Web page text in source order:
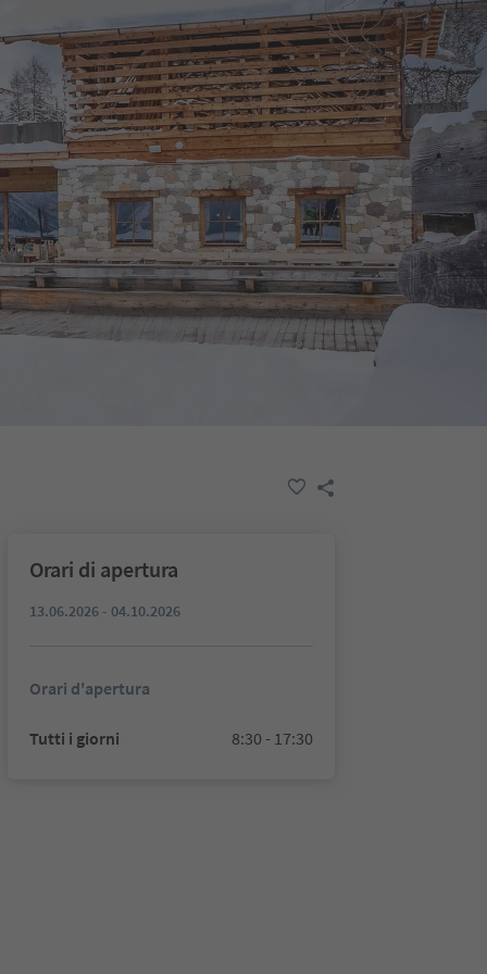
Orari di apertura
13.06.2026 - 04.10.2026
Orari d'apertura
Tutti i giorni 8:30 - 17:30